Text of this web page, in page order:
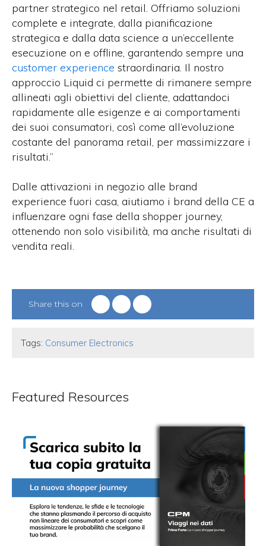
partner strategico nel retail. Offriamo soluzioni
complete e integrate, dalla pianificazione
strategica e dalla data science a un’eccellente
esecuzione on e offline, garantendo sempre una
customer experience straordinaria Il nostro
approccio Liquid ci permette di rimanere sempre
allineati agli obiettivi del cliente, adattandoci
rapidamente alle esigenze e ai comportamenti
dei suoi consumatori, così come all’evoluzione
costante del panorama retail, per massimizzare i
risultati.”
Dalle attivazioni in negozio alle brand
experience fuori casa, aiutiamo i brand della CE a
influenzare ogni fase della shopper journey,
ottenendo non solo visibilità, ma anche risultati di
vendita reali.
Share this on
Tags: Consumer Electronics
Featured Resources